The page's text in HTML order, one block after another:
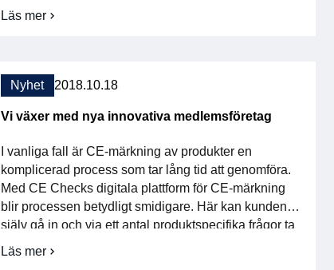
vi är ett lokalt företag med stor närhet till kunden. Allt
Läs mer
om
nytt
medlemsföretag
Nyhet 2018.10.18
Vi växer med nya innovativa medlemsföretag
I vanliga fall är CE-märkning av produkter en
komplicerad process som tar lång tid att genomföra.
Med CE Checks digitala plattform för CE-märkning
blir processen betydligt smidigare. Här kan kunden
själv gå in och via ett antal produktspecifika frågor ta
reda på vilka direktiv som gäller. Därefter kopplas en
Läs mer
om